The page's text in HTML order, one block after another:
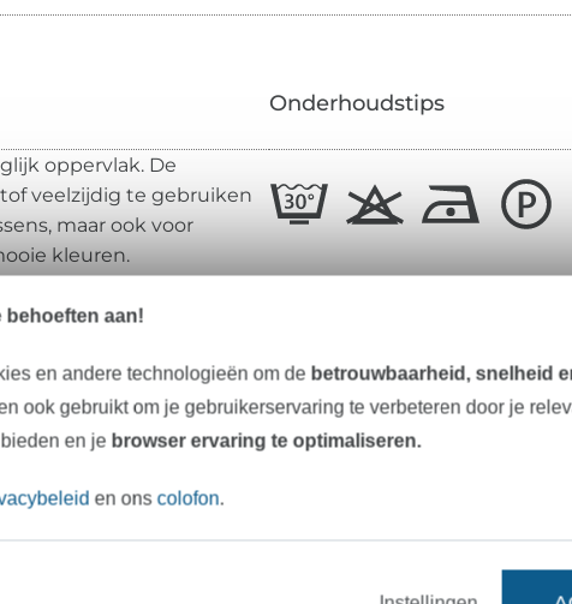
oppervlak. De
veelzijdig te gebruiken
maar ook voor
kleuren.
Onderhoudstips
Materiaal:
Breedte:
behoeften aan!
en andere technologieën om de betrouwbaarheid, snelheid
ook gebruikt om je gebruikerservaring te verbeteren door je
en je browser ervaring te optimaliseren.
en onscolofon.